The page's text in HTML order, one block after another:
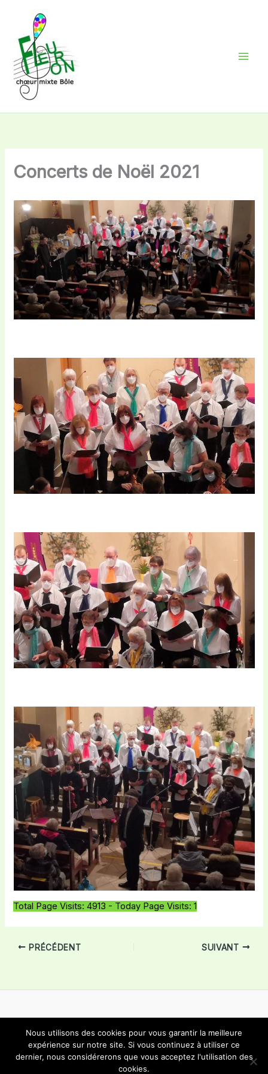
contenu
Concerts de Noël 2021
Total Page Visits: 4913 - Today Page Visits: 1
PRÉCÉDENT SUIVANT
Copyright © 2026 Choeur Mixte Bôle | Propulsé parThème
WordPress Astra
Nous utilisons des cookies pour vous garantir la meilleure
expérience sur notre site. Si vous continuez à utiliser ce
dernier, nous considérerons que vous acceptez l'utilisation des
cookies.